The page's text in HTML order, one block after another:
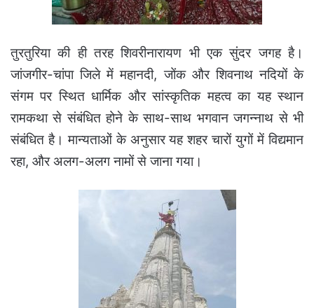
तुरतुरिया की ही तरह शिवरीनारायण भी एक सुंदर जगह है।
जांजगीर-चांपा जिले में महानदी, जोंक और शिवनाथ नदियों के
संगम पर स्थित धार्मिक और सांस्कृतिक महत्व का यह स्थान
रामकथा से संबंधित होने के साथ-साथ भगवान जगन्नाथ से भी
संबंधित है। मान्यताओं के अनुसार यह शहर चारों युगों में विद्यमान
रहा, और अलग-अलग नामों से जाना गया।